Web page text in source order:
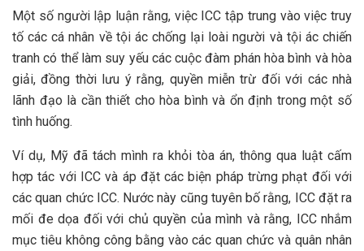
Một số người lập luận rằng, việc ICC tập trung vào việc truy
tố các cá nhân về tội ác chống lại loài người và tội ác chiến
tranh có thể làm suy yếu các cuộc đàm phán hòa bình và hòa
giải, đồng thời lưu ý rằng, quyền miễn trừ đối với các nhà
lãnh đạo là cần thiết cho hòa bình và ổn định trong một số
tình huống.
Ví dụ, Mỹ đã tách mình ra khỏi tòa án, thông qua luật cấm
hợp tác với ICC và áp đặt các biện pháp trừng phạt đối với
các quan chức ICC. Nước này cũng tuyên bố rằng, ICC đặt ra
mối đe dọa đối với chủ quyền của mình và rằng, ICC nhắm
mục tiêu không công bằng vào các quan chức và quân nhân